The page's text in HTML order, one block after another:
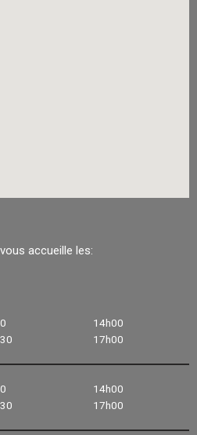
accueille les:
14h00
17h00
14h00
17h00